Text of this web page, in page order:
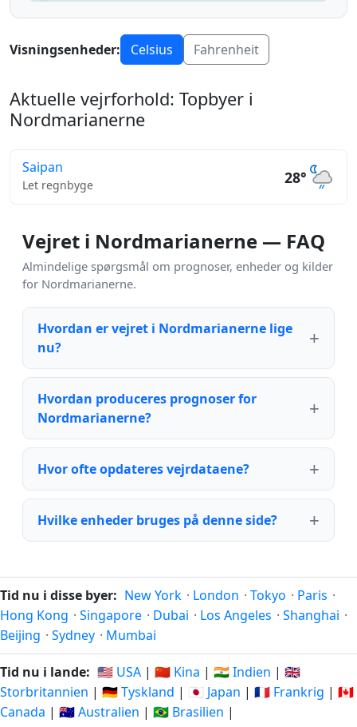
Visningsenheder: Celsius Fahrenheit
Aktuelle vejrforhold: Topbyer i
Nordmarianerne
Saipan
Let regnbyge 28°
Vejret i Nordmarianerne — FAQ
Almindelige spørgsmål om prognoser, enheder og kilder
for Nordmarianerne.
Hvordan er vejret i Nordmarianerne lige
nu?
Hvordan produceres prognoser for
Nordmarianerne?
Hvor ofte opdateres vejrdataene?
Hvilke enheder bruges på denne side?
Tid nu i disse byer: New York · London · Tokyo · Paris ·
Hong Kong · Singapore · Dubai · Los Angeles · Shanghai ·
Beijing · Sydney · Mumbai
Tid nu i lande: 🇺🇸 USA | 🇨🇳 Kina | 🇮🇳 Indien | 🇬🇧
Storbritannien | 🇩🇪 Tyskland | 🇯🇵 Japan | 🇫🇷 Frankrig | 🇨🇦
Canada | 🇦🇺 Australien | 🇧🇷 Brasilien |